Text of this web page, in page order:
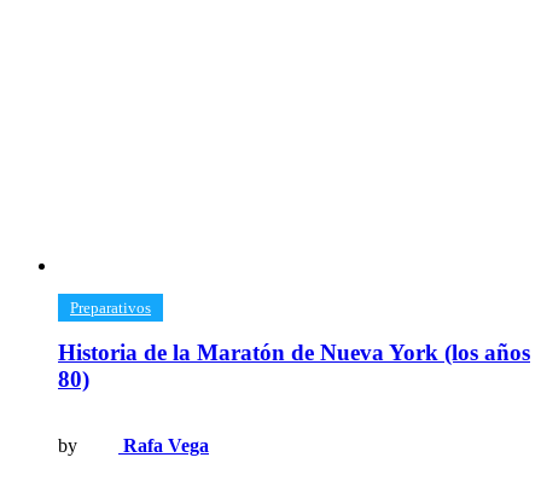
​Preparativos
Historia de la Maratón de Nueva York (los años
80)
by Rafa Vega